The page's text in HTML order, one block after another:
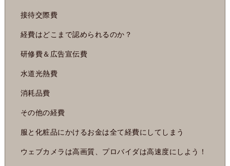
接待交際費
経費はどこまで認められるのか？
研修費＆広告宣伝費
水道光熱費
消耗品費
その他の経費
服と化粧品にかけるお金は全て経費にしてしまう
ウェブカメラは高画質、プロバイダは高速度にしよう！